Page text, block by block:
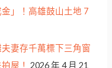
」！高雄鼓山土地 7
妻存千萬標下三角窗
屋！
2026 年 4 月 21